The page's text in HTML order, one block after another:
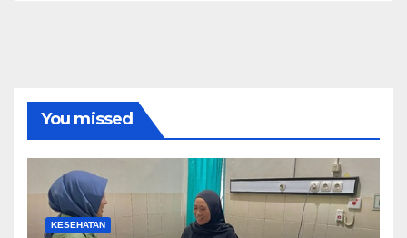
You missed
KESEHATAN